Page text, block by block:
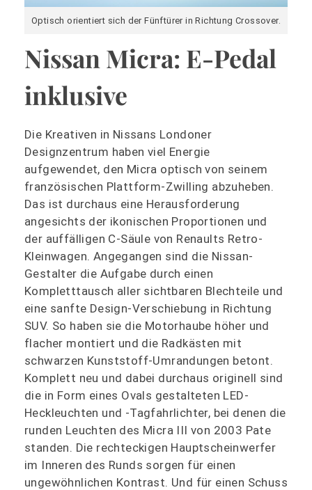
Optisch orientiert sich der Fünftürer in Richtung Crossover.
Nissan Micra: E-Pedal
inklusive
Die Kreativen in Nissans Londoner
Designzentrum haben viel Energie
aufgewendet, den Micra optisch von seinem
französischen Plattform-Zwilling abzuheben.
Das ist durchaus eine Herausforderung
angesichts der ikonischen Proportionen und
der auffälligen C-Säule von Renaults Retro-
Kleinwagen. Angegangen sind die Nissan-
Gestalter die Aufgabe durch einen
Kompletttausch aller sichtbaren Blechteile und
eine sanfte Design-Verschiebung in Richtung
SUV. So haben sie die Motorhaube höher und
flacher montiert und die Radkästen mit
schwarzen Kunststoff-Umrandungen betont.
Komplett neu und dabei durchaus originell sind
die in Form eines Ovals gestalteten LED-
Heckleuchten und -Tagfahrlichter, bei denen die
runden Leuchten des Micra III von 2003 Pate
standen. Die rechteckigen Hauptscheinwerfer
im Inneren des Runds sorgen für einen
ungewöhnlichen Kontrast. Und für einen Schuss